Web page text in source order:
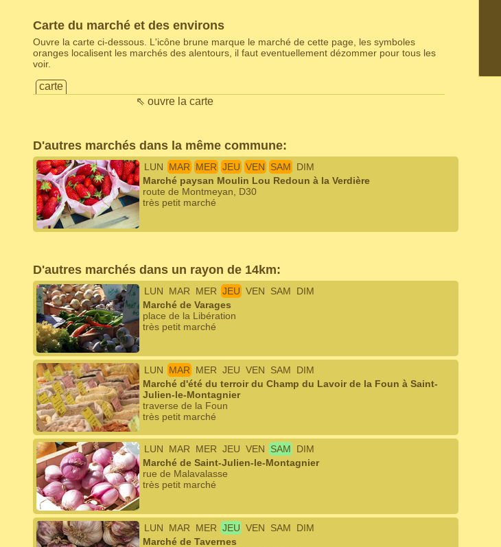
Carte du marché et des environs
Ouvre la carte ci-dessous. L'icône brune marque le marché de cette page, les symboles
oranges localisent les marchés des alentours, il faut eventuellement dézommer pour tous les
voir.
carte
⇖ ouvre la carte
D'autres marchés dans la même commune:
LUN MAR MER JEU VEN SAM
DIM
Marché paysan Moulin Lou Redoun à la Verdière
route de Montmeyan, D30
très petit marché
D'autres marchés dans un rayon de 14km:
LUN MAR MER JEU VEN SAM
DIM
Marché de Varages
place de la Libération
très petit marché
LUN MAR MER JEU VEN SAM
DIM
Marché d'été du terroir du Champ du Lavoir de la Foun à Saint-
Julien-le-Montagnier
traverse de la Foun
très petit marché
LUN MAR MER JEU VEN SAM
DIM
Marché de Saint-Julien-le-Montagnier
rue de Malavalasse
très petit marché
LUN MAR MER JEU VEN SAM
DIM
Marché de Tavernes